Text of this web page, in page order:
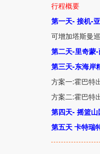
行程概要
第一天- 接机-
可增加塔斯曼
第二天-里奇蒙-
第三天-东海岸
方案一:霍巴特
方案二:霍巴特
第四天- 摇篮
第五天 卡特瑞